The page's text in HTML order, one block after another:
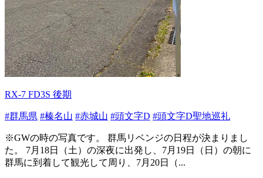
RX-7 FD3S 後期
#群馬県 #榛名山 #赤城山 #頭文字D #頭文字D聖地巡礼
※GWの時の写真です。 群馬リベンジの日程が決まりまし
た。 7月18日（土）の深夜に出発し、7月19日（日）の朝に
群馬に到着して観光して周り、7月20日（...